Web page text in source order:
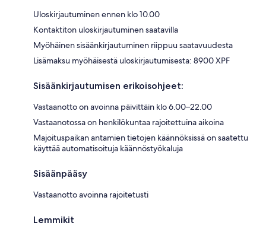
Uloskirjautuminen ennen klo 10.00
Kontaktiton uloskirjautuminen saatavilla
Myöhäinen sisäänkirjautuminen riippuu saatavuudesta
Lisämaksu myöhäisestä uloskirjautumisesta: 8900 XPF
Sisäänkirjautumisen erikoisohjeet:
Vastaanotto on avoinna päivittäin klo 6.00–22.00
Vastaanotossa on henkilökuntaa rajoitettuina aikoina
Majoituspaikan antamien tietojen käännöksissä on saatettu
käyttää automatisoituja käännöstyökaluja
Sisäänpääsy
Vastaanotto avoinna rajoitetusti
Lemmikit